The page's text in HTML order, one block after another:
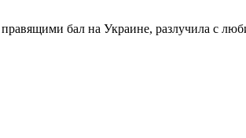
бал на Украине, разлучила с